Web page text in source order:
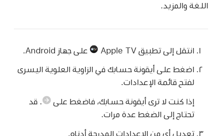
اللغة والمزيد.
انتقل إلىتطبيق Apple TV على جهاز Android.
اضغط على أيقونة حسابك في الزاوية العلوية اليسرى
لفتح قائمة الإعدادات.
إذا كنت لا ترى أيقونة حسابك، فاضغط على
قد
تحتاج إلى الضغط عدة مرات.
تعديل أي من الإعدادات المدرجة أدناه.